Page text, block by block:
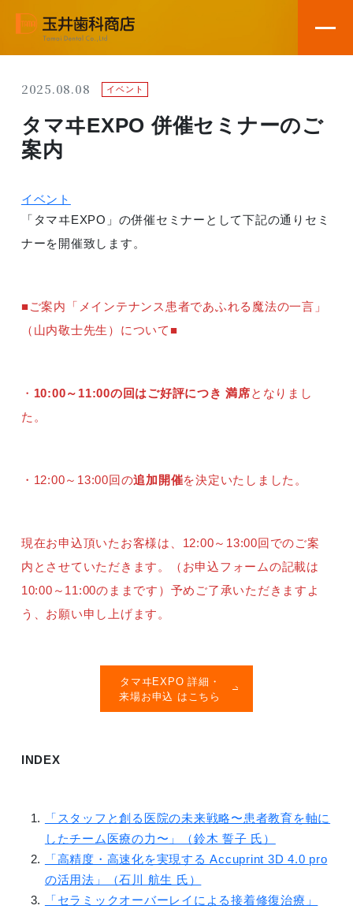
2025.08.08 イベント
タマヰEXPO 併催セミナーのご
案内
イベント
「タマヰEXPO」の併催セミナーとして下記の通りセミ
ナーを開催致します。
■ご案内「メインテナンス患者であふれる魔法の一言」
（山内敬士先生）について■
・ 10:00～11:00の回はご好評につき 満席となりまし
た。
・12:00～13:00回の追加開催を決定いたしました。
現在お申込頂いたお客様は、12:00～13:00回でのご案
内とさせていただきます。（お申込フォームの記載は
10:00～11:00のままです）予めご了承いただきますよ
う、お願い申し上げます。
タマヰEXPO 詳細・
来場お申込 はこちら
INDEX
「スタッフと創る医院の未来戦略〜患者教育を軸に
したチーム医療の力〜」（鈴木 誓子 氏）
「高精度・高速化を実現する Accuprint 3D 4.0 pro
の活用法」（石川 航生 氏）
「セラミックオーバーレイによる接着修復治療」